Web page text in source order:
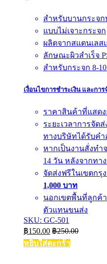
สำหรับบานกระจก
แบบไม่เจาะกระจก
ผลิตจากสแตนเลส
ลักษณะผิวสำเร็จ
สำหรับกระจก 8-
เงื่อนไขการชำระเงิน และกา
ราคาสินค้าที่แสด
ระยะเวลาการจัด
ทางบริษัทได้รับคำ
หากเป็นงานสั่งทำ
14 วัน หลังจากทา
จัดส่งฟรีในเขตก
1,000 บาท
นอกเขตพื้นที่ลูกค้
ตัวแทนขนส่ง
SKU: GC-501
฿150.00 ฿250.00
หยิบใส่ตะกร้า